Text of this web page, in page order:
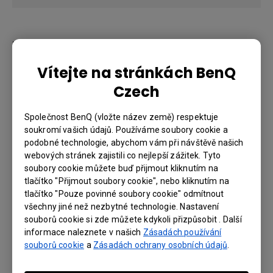
Vítejte na stránkách BenQ
Czech
Společnost BenQ (vložte název země) respektuje
soukromí vašich údajů. Používáme soubory cookie a
podobné technologie, abychom vám při návštěvě našich
webových stránek zajistili co nejlepší zážitek. Tyto
soubory cookie můžete buď přijmout kliknutím na
tlačítko "Přijmout soubory cookie", nebo kliknutím na
tlačítko "Pouze povinné soubory cookie" odmítnout
všechny jiné než nezbytné technologie. Nastavení
souborů cookie si zde můžete kdykoli přizpůsobit . Další
informace naleznete v našich Zásadách používání
souborů cookie a Zásadách ochrany osobních údajů
Konektory
Vstup HDMI
(x2), HDMI-1 (2.0b/HDCP2.2),
HDMI-2 (2.0b/HDCP2.2)
USB Type A
(x2), USB Type A-1 (2.0 /
napájení 1,5 A / servisní), USB
Type A-2 (2.0 / napájení 1,0 A /
bezdrátový adaptér)
USB Type C
(x1), Display Port with PD out
5V/1A
Vstup RS232 (DB, 9 pinů) (x1)